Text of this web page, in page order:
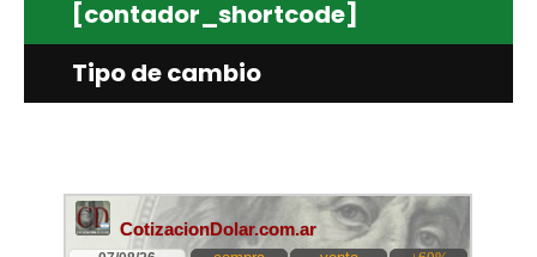
[contador_shortcode]
Tipo de cambio